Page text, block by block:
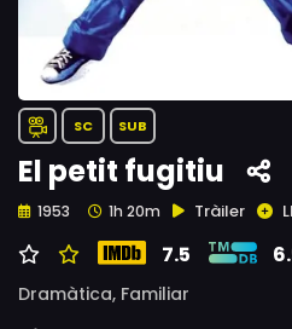
SC SUB
El petit fugitiu
1953 1h 20m Tràiler
7.5
Dramàtica, Familiar